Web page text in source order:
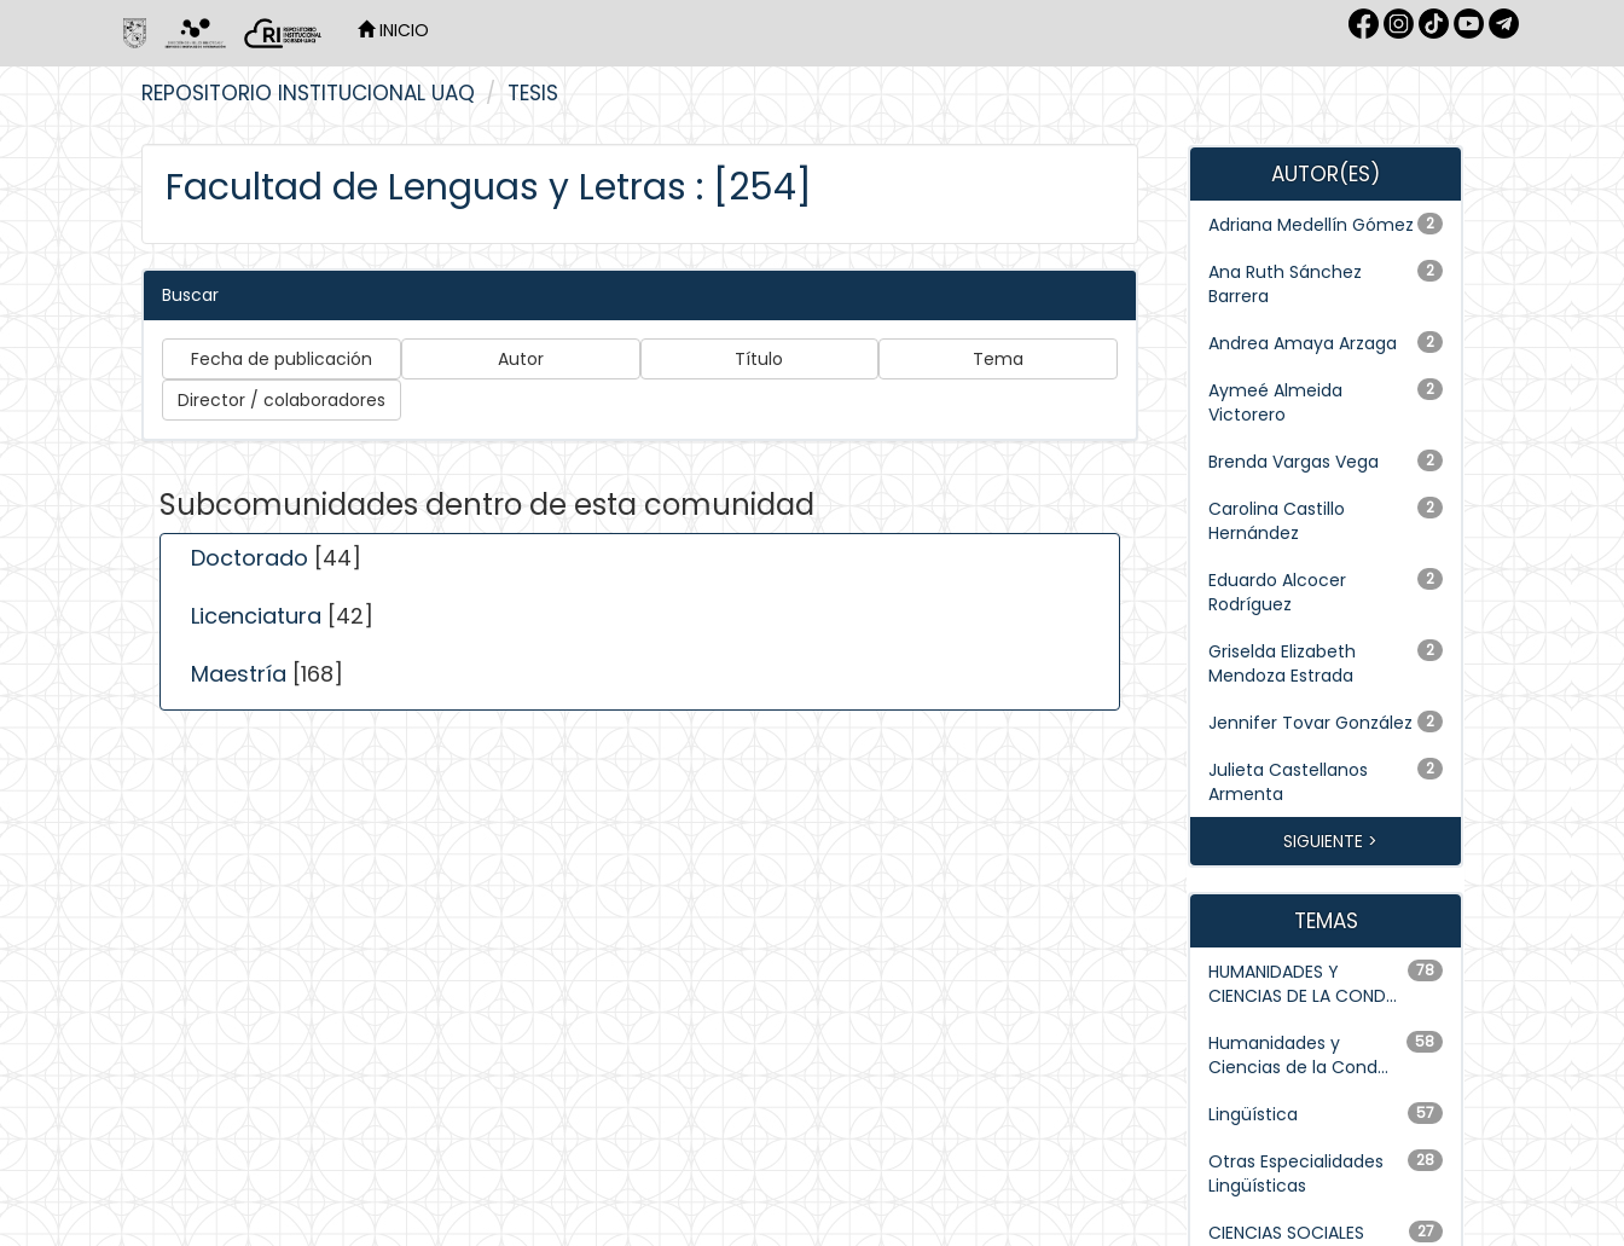
INICIO
REPOSITORIO INSTITUCIONAL UAQ TESIS
Facultad de Lenguas y Letras : [254]
Buscar
Subcomunidades dentro de esta comunidad
Doctorado [44]
Licenciatura [42]
Maestría [168]
AUTOR(ES)
2
Adriana Medellín Gómez
2
Ana Ruth Sánchez
Barrera
2
Andrea Amaya Arzaga
2
Aymeé Almeida
Victorero
2
Brenda Vargas Vega
2
Carolina Castillo
Hernández
2
Eduardo Alcocer
Rodríguez
2
Griselda Elizabeth
Mendoza Estrada
2
Jennifer Tovar González
2
Julieta Castellanos
Armenta
SIGUIENTE >
TEMAS
78
HUMANIDADES Y
CIENCIAS DE LA COND...
58
Humanidades y
Ciencias de la Cond...
57
Lingüística
28
Otras Especialidades
Lingüísticas
27
CIENCIAS SOCIALES